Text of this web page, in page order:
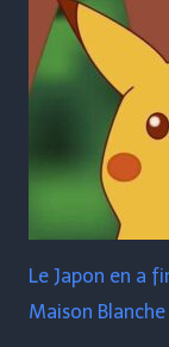
Le Japon en a
Maison Blanche